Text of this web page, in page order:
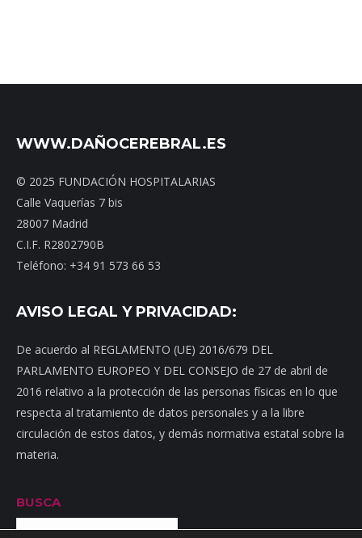
WWW.DAÑOCEREBRAL.ES
© 2025 FUNDACIÓN HOSPITALARIAS
Calle Vaquerías 7 bis
28007 Madrid
C.I.F. R2802790B
Teléfono: +34 91 573 66 53
AVISO LEGAL Y PRIVACIDAD:
De acuerdo al REGLAMENTO (UE) 2016/679 DEL
PARLAMENTO EUROPEO Y DEL CONSEJO de 27 de abril de
2016 relativo a la protección de las personas físicas en lo que
respecta al tratamiento de datos personales y a la libre
circulación de estos datos, y demás normativa estatal sobre la
materia.
BUSCA